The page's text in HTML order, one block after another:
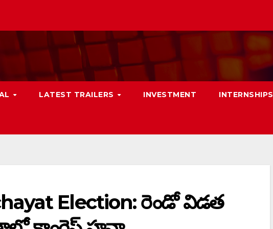
LATEST TRAILERS INVESTMENT INTERNSHIPS
Election: రెండో విడత